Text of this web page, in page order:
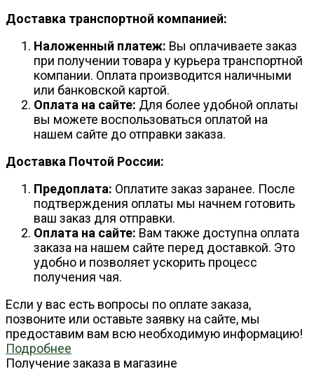
Доставка транспортной компанией:
Наложенный платеж: Вы оплачиваете заказ
при получении товара у курьера транспортной
компании. Оплата производится наличными
или банковской картой.
Оплата на сайте: Для более удобной оплаты
вы можете воспользоваться оплатой на
нашем сайте до отправки заказа.
Доставка Почтой России:
Предоплата: Оплатите заказ заранее. После
подтверждения оплаты мы начнем готовить
ваш заказ для отправки.
Оплата на сайте: Вам также доступна оплата
заказа на нашем сайте перед доставкой. Это
удобно и позволяет ускорить процесс
получения чая.
Если у вас есть вопросы по оплате заказа,
позвоните или оставьте заявку на сайте, мы
предоставим вам всю необходимую информацию!
Подробнее
Получение заказа в магазине